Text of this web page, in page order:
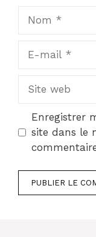
mail
web
Enregistrer
site dans le